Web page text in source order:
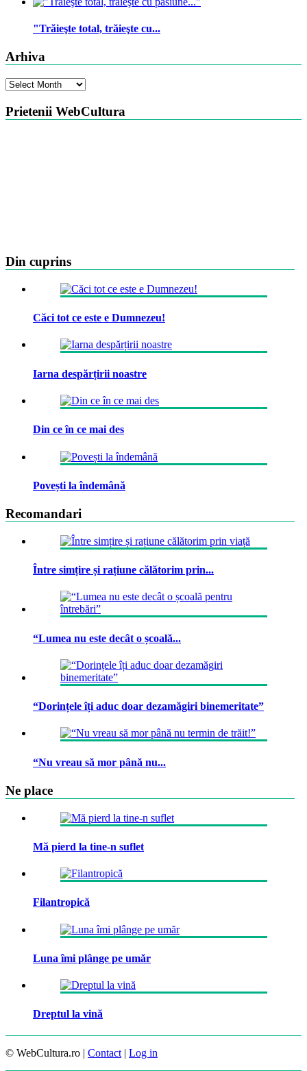
"Trăieşte total, trăieşte cu...
Arhiva
Arhiva
Prietenii WebCultura
Din cuprins
Căci tot ce este e Dumnezeu!
Iarna despărțirii noastre
Din ce în ce mai des
Povești la îndemână
Recomandari
Între simțire și rațiune călătorim prin...
“Lumea nu este decât o școală...
“Dorințele îți aduc doar dezamăgiri binemeritate”
“Nu vreau să mor până nu...
Ne place
Mă pierd la tine-n suflet
Filantropică
Luna îmi plânge pe umăr
Dreptul la vină
© WebCultura.ro | Contact | Log in